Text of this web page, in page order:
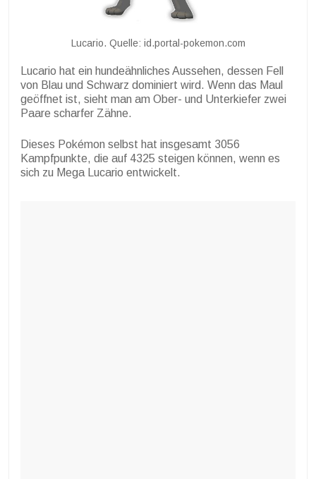
Lucario. Quelle: id.portal-pokemon.com
Lucario hat ein hundeähnliches Aussehen, dessen Fell
von Blau und Schwarz dominiert wird. Wenn das Maul
geöffnet ist, sieht man am Ober- und Unterkiefer zwei
Paare scharfer Zähne.
Dieses Pokémon selbst hat insgesamt 3056
Kampfpunkte, die auf 4325 steigen können, wenn es
sich zu Mega Lucario entwickelt.